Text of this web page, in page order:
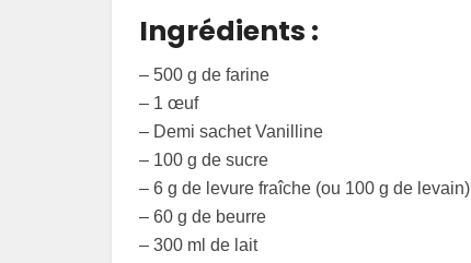
Ingrédients :
– 500 g de farine
– 1 œuf
– Demi sachet Vanilline
– 100 g de sucre
– 6 g de levure fraîche (ou 100 g de levain)
– 60 g de beurre
– 300 ml de lait